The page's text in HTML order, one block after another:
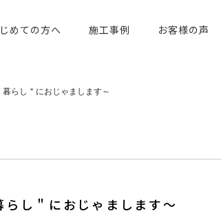
めての方へ 施工事例 お客様の声
らし＂におじゃまします～
し＂におじゃまします～